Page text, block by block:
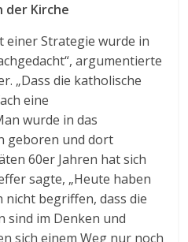
der Kirche
einer Strategie wurde in
argumentierte
„Dass die katholische
eine
wurde in das
geboren und dort
60er Jahren hat sich
sagte, „Heute haben
nicht begriffen, dass die
sind im Denken und
sich einem Weg nur noch